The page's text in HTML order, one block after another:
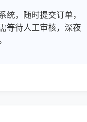
统，随时提交订单，
等待人工审核，深夜